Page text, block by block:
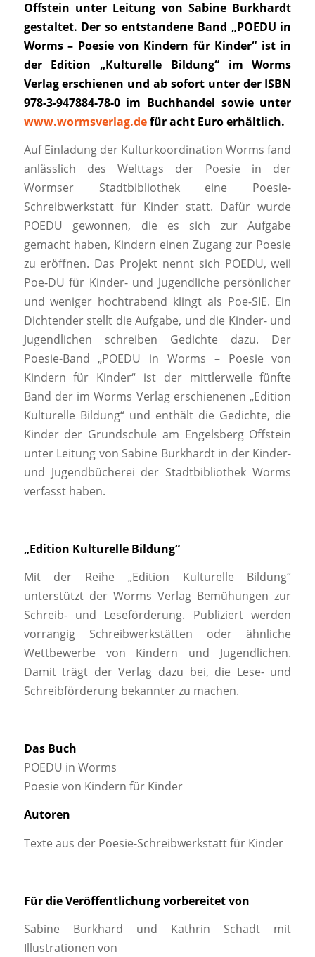
Offstein unter Leitung von Sabine Burkhardt
gestaltet. Der so entstandene Band „POEDU in
Worms – Poesie von Kindern für Kinder“ ist in
der Edition „Kulturelle Bildung“ im Worms
Verlag erschienen und ab sofort unter der ISBN
978-3-947884-78-0 im Buchhandel sowie unter
www.wormsverlag.defür acht Euro erhältlich.
Auf Einladung der Kulturkoordination Worms fand
anlässlich des Welttags der Poesie in der
Wormser Stadtbibliothek eine Poesie-
Schreibwerkstatt für Kinder statt. Dafür wurde
POEDU gewonnen, die es sich zur Aufgabe
gemacht haben, Kindern einen Zugang zur Poesie
zu eröffnen. Das Projekt nennt sich POEDU, weil
Poe-DU für Kinder- und Jugendliche persönlicher
und weniger hochtrabend klingt als Poe-SIE. Ein
Dichtender stellt die Aufgabe, und die Kinder- und
Jugendlichen schreiben Gedichte dazu. Der
Poesie-Band „POEDU in Worms – Poesie von
Kindern für Kinder“ ist der mittlerweile fünfte
Band der im Worms Verlag erschienenen „Edition
Kulturelle Bildung“ und enthält die Gedichte, die
Kinder der Grundschule am Engelsberg Offstein
unter Leitung von Sabine Burkhardt in der Kinder-
und Jugendbücherei der Stadtbibliothek Worms
verfasst haben.
„Edition Kulturelle Bildung“
Mit der Reihe „Edition Kulturelle Bildung“
unterstützt der Worms Verlag Bemühungen zur
Schreib- und Leseförderung. Publiziert werden
vorrangig Schreibwerkstätten oder ähnliche
Wettbewerbe von Kindern und Jugendlichen.
Damit trägt der Verlag dazu bei, die Lese- und
Schreibförderung bekannter zu machen.
Das Buch
POEDU in Worms
Poesie von Kindern für Kinder
Autoren
Texte aus der Poesie-Schreibwerkstatt für Kinder
Für die Veröffentlichung vorbereitet von
Sabine Burkhard und Kathrin Schadt mit
Illustrationen von